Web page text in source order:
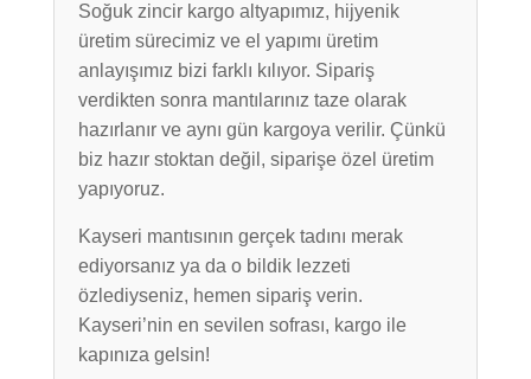
Soğuk zincir kargo altyapımız, hijyenik
üretim sürecimiz ve el yapımı üretim
anlayışımız bizi farklı kılıyor. Sipariş
verdikten sonra mantılarınız taze olarak
hazırlanır ve aynı gün kargoya verilir. Çünkü
biz hazır stoktan değil, siparişe özel üretim
yapıyoruz.
Kayseri mantısının gerçek tadını merak
ediyorsanız ya da o bildik lezzeti
özlediyseniz, hemen sipariş verin.
Kayseri’nin en sevilen sofrası, kargo ile
kapınıza gelsin!